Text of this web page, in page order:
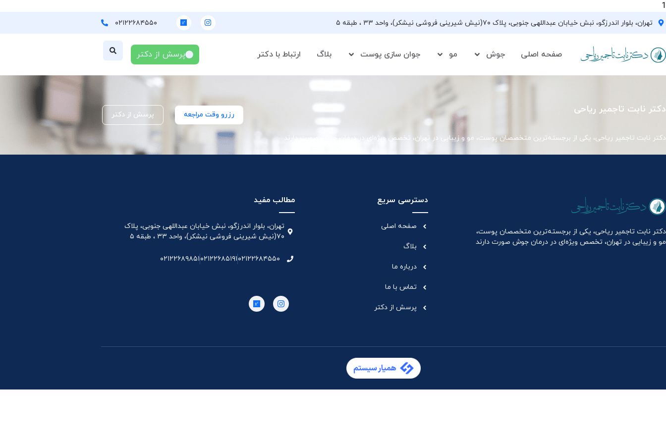
1
تهران، بلوار اندرزگو، نبش خیابان عبداللهی جنوبی، پلاک ۷۰(نیش شیرینی فروشی نیشکر)، واحد ۳۳ ، طبقه ۵ ۰۲۱۲۲۶۸۴۵۵۰
صفحه اصلی جوش مو جوان سازی پوست بلاگ ارتباط با دکتر پرسش از دکتر
دکتر نابت تاجمیر ریاحی
دکتر نابت تاجمیر ریاحی، یکی از برجسته‌ترین متخصصان پوست، مو و زیبایی در تهران، تخصص ویژه‌ای در درمان جوش صورت دارند
رزرو وقت مراجعه پرسش از دکتر
دکتر نابت تاجمیر ریاحی، یکی از برجسته‌ترین متخصصان پوست،
مو و زیبایی در تهران، تخصص ویژه‌ای در درمان جوش صورت دارند
دسترسی سریع
صفحه اصلی
بلاگ
درباره ما
تماس با ما
پرسش از دکتر
مطالب مفید
تهران، بلوار اندرزگو، نبش خیابان عبداللهی جنوبی، پلاک
۷۰(نیش شیرینی فروشی نیشکر)، واحد ۳۳ ، طبقه ۵
۰۲۱۲۲۶۸۴۵۵۰۰۲۱۲۲۶۸۵۱۹۱۰۲۱۲۲۶۸۹۸۵۱